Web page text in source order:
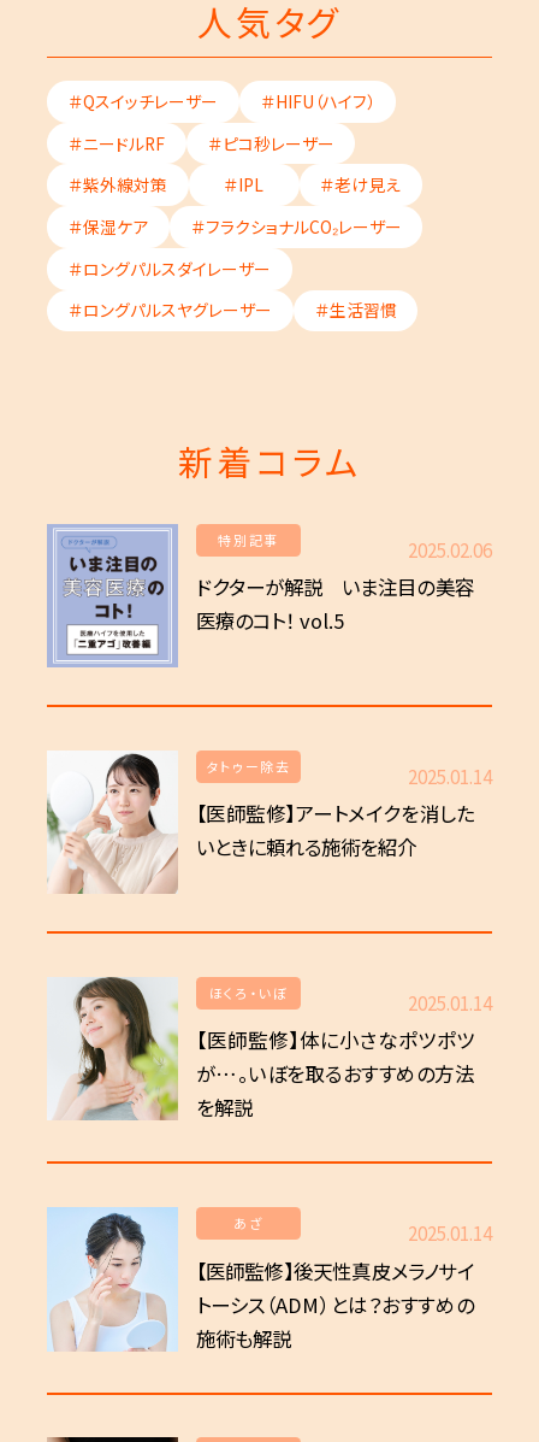
人気タグ
＃Qスイッチレーザー
＃HIFU（ハイフ）
＃ニードルRF
＃ピコ秒レーザー
＃紫外線対策
＃IPL
＃老け見え
＃保湿ケア
＃フラクショナルCO₂レーザー
＃ロングパルスダイレーザー
＃ロングパルスヤグレーザー
＃生活習慣
新着コラム
特別記事 2025.02.06
ドクターが解説 いま注目の美容
医療のコト！ vol.5
タトゥー除去 2025.01.14
【医師監修】アートメイクを消した
いときに頼れる施術を紹介
ほくろ・いぼ 2025.01.14
【医師監修】体に小さなポツポツ
が…。いぼを取るおすすめの方法
を解説
あざ 2025.01.14
【医師監修】後天性真皮メラノサイ
トーシス（ADM）とは？おすすめの
施術も解説